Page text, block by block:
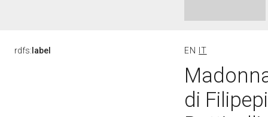
rdfs: label EN IT
di